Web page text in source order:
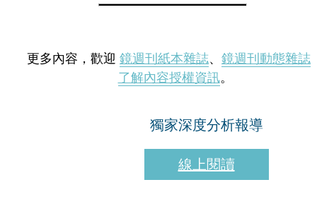
更多內容，歡迎 鏡週刊紙本雜誌、 鏡週刊動態雜誌
了解內容授權資訊。
獨家深度分析報導
線上閱讀